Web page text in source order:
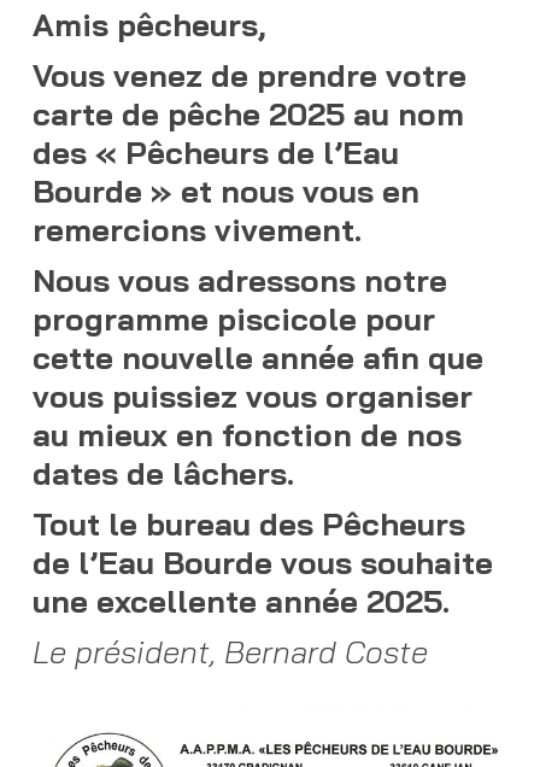
Amis pêcheurs,
Vous venez de prendre votre
carte de pêche 2025 au nom
des « Pêcheurs de l’Eau
Bourde » et nous vous en
remercions vivement.
Nous vous adressons notre
programme piscicole pour
cette nouvelle année afin que
vous puissiez vous organiser
au mieux en fonction de nos
dates de lâchers.
Tout le bureau des Pêcheurs
de l’Eau Bourde vous souhaite
une excellente année 2025.
Le président, Bernard Coste